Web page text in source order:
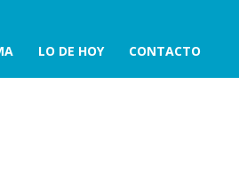
LO DE HOY CONTACTO